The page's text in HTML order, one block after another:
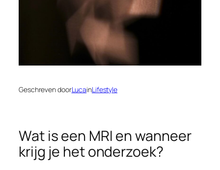
Geschreven doorLucainLifestyle
Wat is een MRI en wanneer
krijg je het onderzoek?